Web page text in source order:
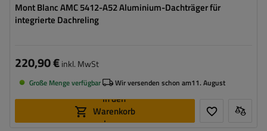
Mont Blanc AMC 5412-A52 Aluminium-Dachträger für
integrierte Dachreling
220,90 €inkl. MwSt
Große Menge verfügbar Wir versenden schon am11. August
In den
Warenkorb
legen